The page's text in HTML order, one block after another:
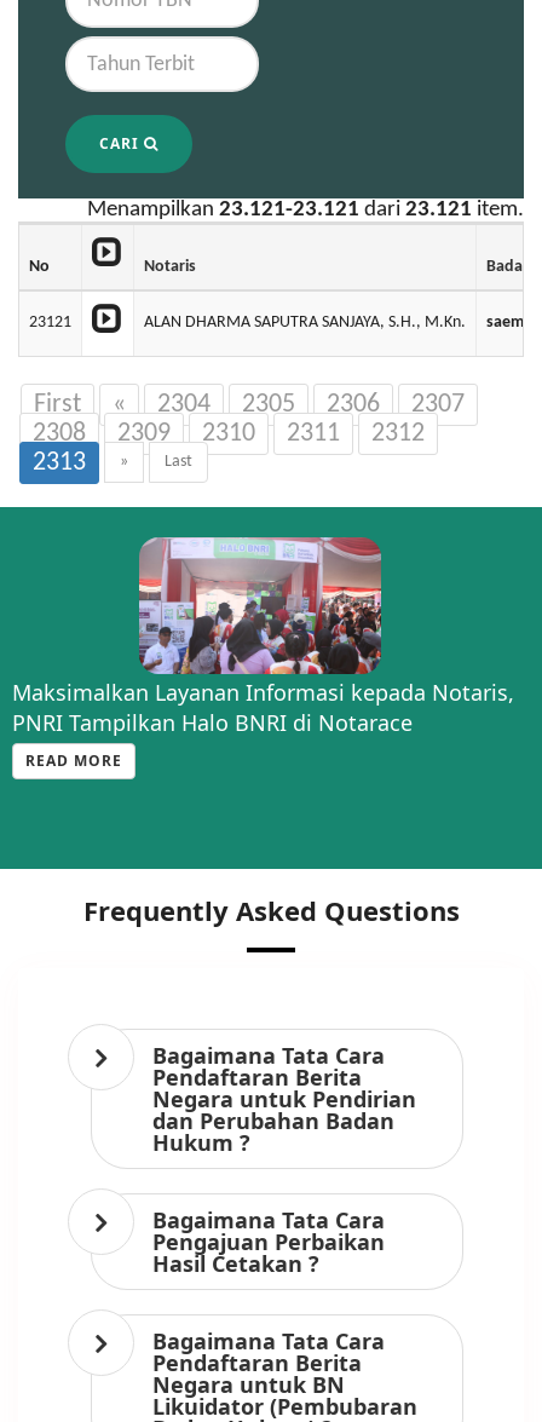
CARI
Menampilkan 23.121-23.121 dari 23.121 item.
No Notaris Badan
23121 ALAN DHARMA SAPUTRA SANJAYA, S.H., M.Kn. saemu
First « 2304 2305 2306
2307
2308
2309 2310 2311
2312
2313
» Last
Maksimalkan Layanan Informasi kepada Notaris,
PNRI Tampilkan Halo BNRI di Notarace
READ MORE
Frequently Asked Questions
Bagaimana Tata Cara
Pendaftaran Berita
Negara untuk Pendirian
dan Perubahan Badan
Hukum ?
Bagaimana Tata Cara
Pengajuan Perbaikan
Hasil Cetakan ?
Bagaimana Tata Cara
Pendaftaran Berita
Negara untuk BN
Likuidator (Pembubaran